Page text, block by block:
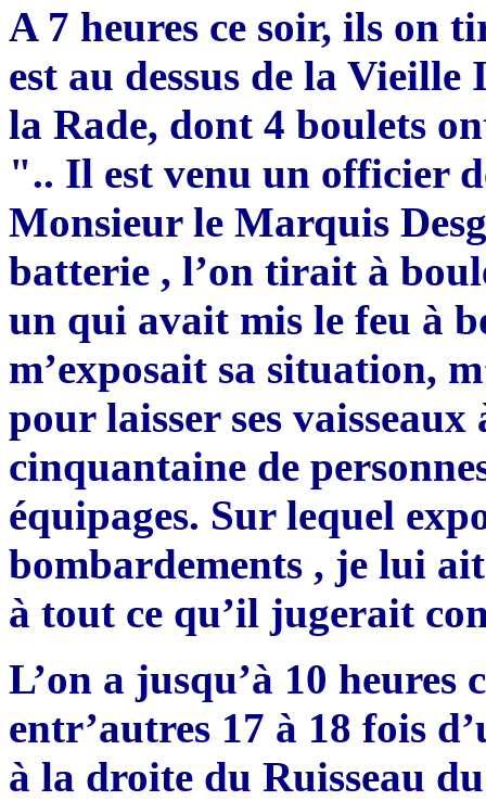
A 7 heures ce soir, ils on
est au dessus de la Vieille
la Rade, dont 4 boulets
".. Il est venu un officier
Monsieur le Marquis
batterie , l’on tirait à
un qui avait mis le feu à
m’exposait sa situation,
pour laisser ses
cinquantaine de
équipages. Sur lequel
bombardements , je lui
à tout ce qu’il jugerait
L’on a jusqu’à 10
entr’autres 17 à 18 fois
à la droite du Ruisseau